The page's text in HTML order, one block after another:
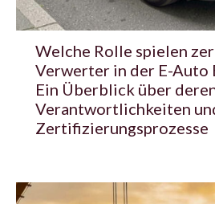
Welche Rolle spielen
Verwerter in der E-Auto
Ein Überblick über
Verantwortlichkeiten
Zertifizierungsprozesse